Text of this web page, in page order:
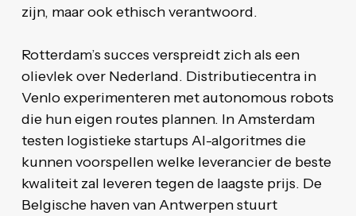
zijn, maar ook ethisch verantwoord.
Rotterdam’s succes verspreidt zich als een
olievlek over Nederland. Distributiecentra in
Venlo experimenteren met autonomous robots
die hun eigen routes plannen. In Amsterdam
testen logistieke startups AI-algoritmes die
kunnen voorspellen welke leverancier de beste
kwaliteit zal leveren tegen de laagste prijs. De
Belgische haven van Antwerpen stuurt